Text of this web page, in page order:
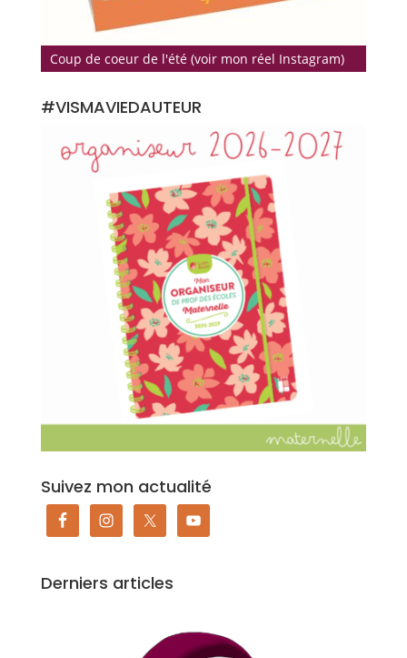
Coup de coeur de l'été (voir mon réel Instagram)
#VISMAVIEDAUTEUR
Suivez mon actualité
Derniers articles